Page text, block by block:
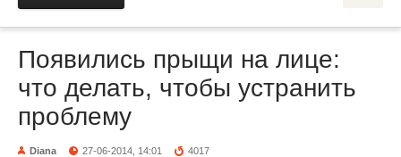
Появились прыщи на лице:
что делать, чтобы устранить
проблему
Diana 27-06-2014, 14:01 4017